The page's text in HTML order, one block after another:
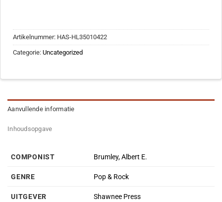
Artikelnummer: HAS-HL35010422
Categorie: Uncategorized
Aanvullende informatie
Inhoudsopgave
COMPONIST Brumley, Albert E.
GENRE Pop & Rock
UITGEVER Shawnee Press